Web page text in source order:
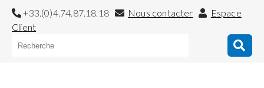
+33.(0)4.74.87.18.18 Nous contacter
Espace
Client